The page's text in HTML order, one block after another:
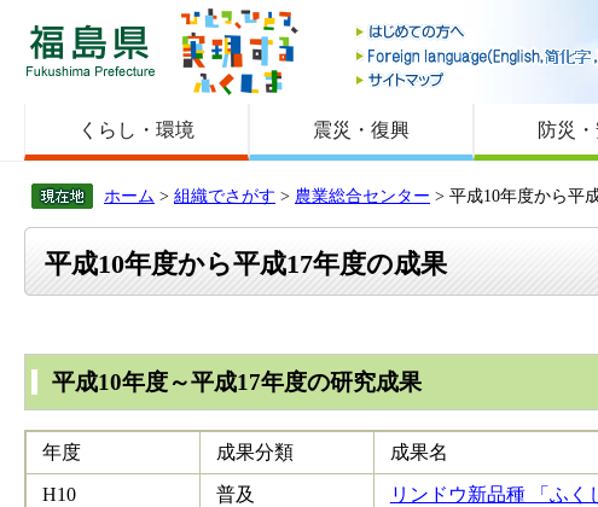
福島県
くらし・環境 震災・復興 防災
ホーム > 組織でさがす > 農業総合センター > 平成10年度から平
平成10年度から平成17年度の成果
平成10年度～平成17年度の研究成果
年度 成果分類 成果名
H10 普及 リンドウ新品種 「ふ